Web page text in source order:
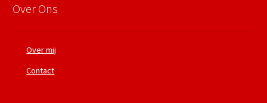
Over Ons
Over mij
Contact